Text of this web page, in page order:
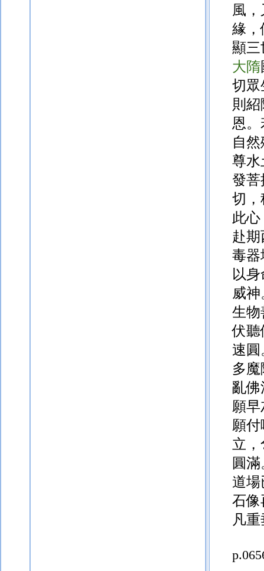
風
緣，
顯三
大隋
切眾
則
恩
自
尊水
發菩
切，
此
赴
毒器
以
威
生物
伏聽
速圓
多
亂佛
願
願
立
圓
道場
石像
凡